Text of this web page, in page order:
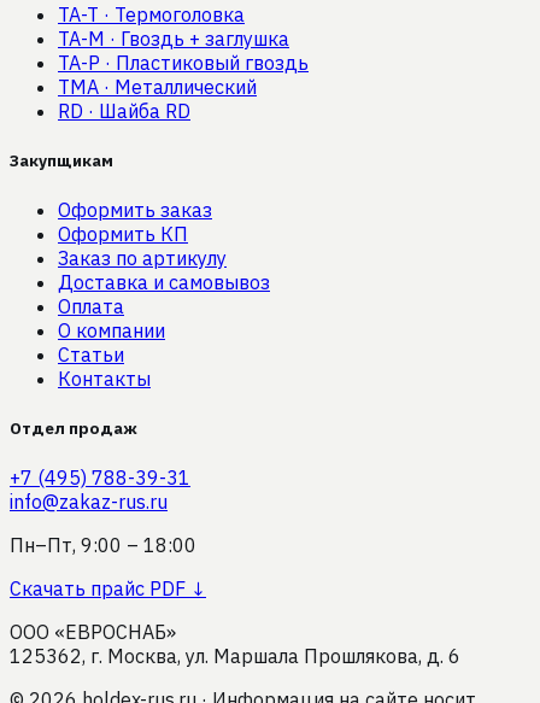
TA-T · Термоголовка
TA-M · Гвоздь + заглушка
TA-P · Пластиковый гвоздь
TMA · Металлический
RD · Шайба RD
Закупщикам
Оформить заказ
Оформить КП
Заказ по артикулу
Доставка и самовывоз
Оплата
О компании
Статьи
Контакты
Отдел продаж
+7 (495) 788-39-31
info@zakaz-rus.ru
Пн–Пт, 9:00 – 18:00
Скачать прайс PDF ↓
ООО «ЕВРОСНАБ»
125362, г. Москва, ул. Маршала Прошлякова, д. 6